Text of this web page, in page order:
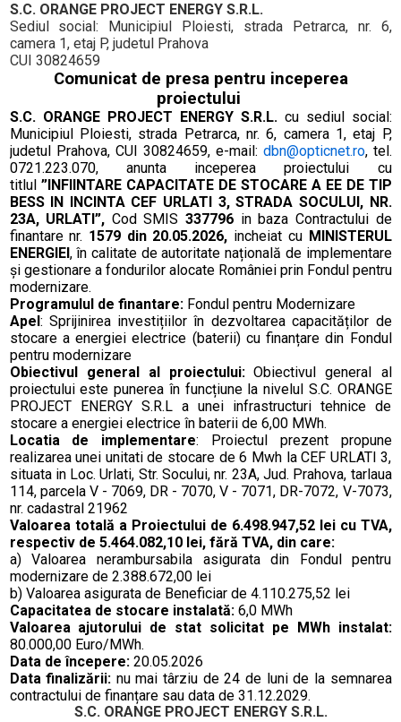
S.C. ORANGE PROJECT ENERGY S.R.L.
Sediul social: Municipiul Ploiesti, strada Petrarca, nr. 6,
camera 1, etaj P, judetul Prahova
CUI 30824659
Comunicat de presa pentru inceperea
proiectului
S.C. ORANGE PROJECT ENERGY S.R.L. cu sediul social:
Municipiul Ploiesti, strada Petrarca, nr. 6, camera 1, etaj P,
judetul Prahova, CUI 30824659, e-mail: dbn@opticnet.ro, tel.
0721.223.070, anunta inceperea proiectului cu
titlul ”INFIINTARE CAPACITATE DE STOCARE A EE DE TIP
BESS IN INCINTA CEF URLATI 3, STRADA SOCULUI, NR.
23A, URLATI”, Cod SMIS 337796 in baza Contractului de
finantare nr. 1579 din 20.05.2026, incheiat cu MINISTERUL
ENERGIEI , în calitate de autoritate națională de implementare
și gestionare a fondurilor alocate României prin Fondul pentru
modernizare.
Programulul de finantare: Fondul pentru Modernizare
Apel : Sprijinirea investițiilor în dezvoltarea capacităților de
stocare a energiei electrice (baterii) cu finanțare din Fondul
pentru modernizare
Obiectivul general al proiectului: Obiectivul general al
proiectului este punerea în funcțiune la nivelul S.C. ORANGE
PROJECT ENERGY S.R.L a unei infrastructuri tehnice de
stocare a energiei electrice în baterii de 6,00 MWh.
Locatia de implementare:
Proiectul prezent propune
realizarea unei unitati de stocare de 6 Mwh la CEF URLATI 3,
situata in Loc. Urlati, Str. Socului, nr. 23A, Jud. Prahova, tarlaua
114, parcela V - 7069, DR - 7070, V - 7071, DR-7072, V-7073,
nr. cadastral 21962
Valoarea totală a Proiectului de 6.498.947,52 lei cu TVA,
respectiv de 5.464.082,10 lei, fără TVA, din care:
a) Valoarea nerambursabila asigurata din Fondul pentru
modernizare de 2.388.672,00 lei
b) Valoarea asigurata de Beneficiar de 4.110.275,52 lei
Capacitatea de stocare instalată: 6,0 MWh
Valoarea ajutorului de stat solicitat pe MWh instalat:
80.000,00 Euro/MWh.
Data de începere: 20.05.2026
Data finalizării: nu mai târziu de 24 de luni de la semnarea
contractului de finanțare sau data de 31.12.2029.
S.C. ORANGE PROJECT ENERGY S.R.L.